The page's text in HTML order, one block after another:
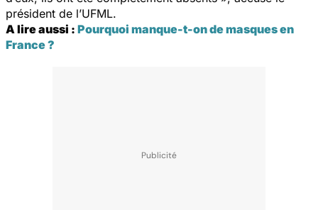
président de l’UFML.
A lire aussi : Pourquoi manque-t-on de masques en
France ?